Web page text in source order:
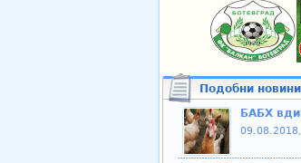
Подобни новини
БАБХ